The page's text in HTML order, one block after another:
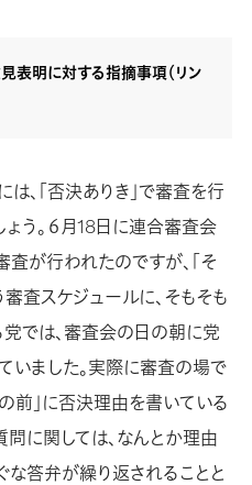
表明に対する指摘事項（リン
、「否決ありき」で審査を行
う。６月18日に連合審査会
が行われたのですが、「そ
査スケジュールに、そもそも
では、審査会の日の朝に党
いました。実際に審査の場で
前」に否決理由を書いている
に関しては、なんとか理由
な答弁が繰り返されることと